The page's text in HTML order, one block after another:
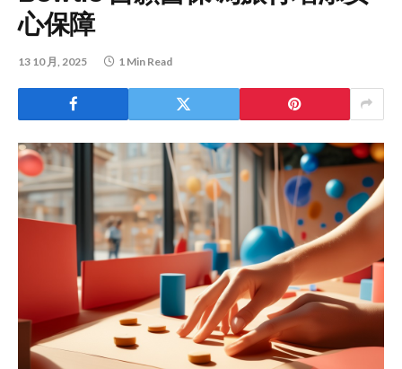
心保障
13 10 月, 2025 1 Min Read